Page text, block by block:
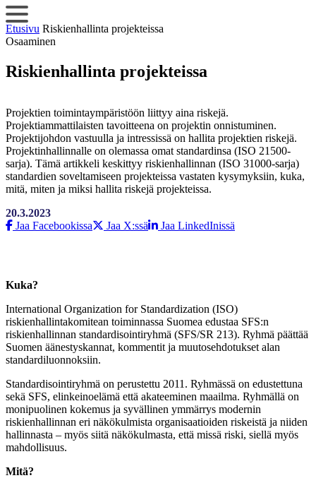
Siirry
sisältöön
Etusivu Riskienhallinta projekteissa
Osaaminen
Riskienhallinta projekteissa
Projektien toimintaympäristöön liittyy aina riskejä.
Projektiammattilaisten tavoitteena on projektin onnistuminen.
Projektijohdon vastuulla ja intressissä on hallita projektien riskejä.
Projektinhallinnalle on olemassa omat standardinsa (ISO 21500-
sarja). Tämä artikkeli keskittyy riskienhallinnan (ISO 31000-sarja)
standardien soveltamiseen projekteissa vastaten kysymyksiin, kuka,
mitä, miten ja miksi hallita riskejä projekteissa.
20.3.2023
Jaa Facebookissa
Jaa X:ssä Jaa LinkedInissä
Kuka?
International Organization for Standardization (ISO)
riskienhallintakomitean toiminnassa Suomea edustaa SFS:n
riskienhallinnan standardisointiryhmä (SFS/SR 213). Ryhmä päättää
Suomen äänestyskannat, kommentit ja muutosehdotukset alan
standardiluonnoksiin.
Standardisointiryhmä on perustettu 2011. Ryhmässä on edustettuna
sekä SFS, elinkeinoelämä että akateeminen maailma. Ryhmällä on
monipuolinen kokemus ja syvällinen ymmärrys modernin
riskienhallinnan eri näkökulmista organisaatioiden riskeistä ja niiden
hallinnasta – myös siitä näkökulmasta, että missä riski, siellä myös
mahdollisuus.
Mitä?